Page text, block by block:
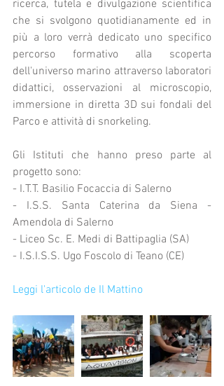
ricerca, tutela e divulgazione scientifica
che si svolgono quotidianamente ed in
più a loro verrà dedicato uno specifico
percorso formativo alla scoperta
dell'universo marino attraverso laboratori
didattici, osservazioni al microscopio,
immersione in diretta 3D sui fondali del
Parco e attività di snorkeling.
Gli Istituti che hanno preso parte al
progetto sono:
- I.T.T. Basilio Focaccia di Salerno
- I.S.S. Santa Caterina da Siena -
Amendola di Salerno
- Liceo Sc. E. Medi di Battipaglia (SA)
- I.S.I.S.S. Ugo Foscolo di Teano (CE)
Leggi l'articolo de Il Mattino